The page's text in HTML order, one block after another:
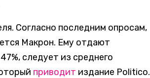
Согласно последним опросам,
Макрон. Ему отдают
следует из среднего
приводит издание Politico.